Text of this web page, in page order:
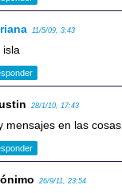
11/5/09, 3:43
isla
28/1/10, 17:43
mensajes en las cosas
26/9/11, 23:54